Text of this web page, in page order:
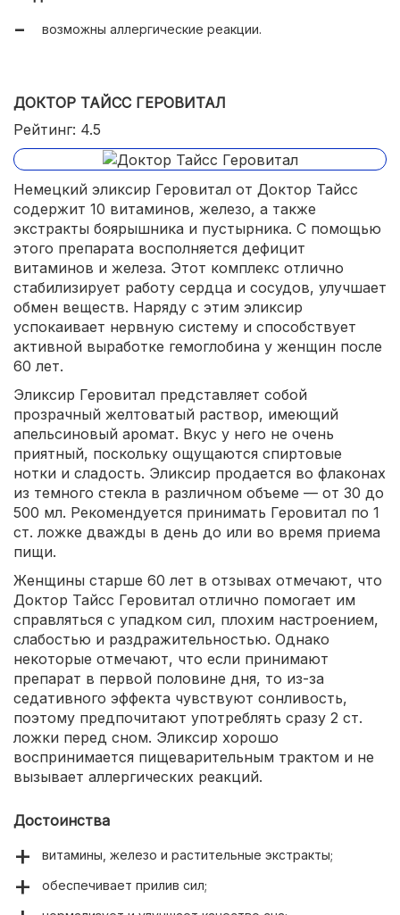
возможны аллергические реакции.
ДОКТОР ТАЙСС ГЕРОВИТАЛ
Рейтинг: 4.5
Немецкий эликсир Геровитал от Доктор Тайсс
содержит 10 витаминов, железо, а также
экстракты боярышника и пустырника. С помощью
этого препарата восполняется дефицит
витаминов и железа. Этот комплекс отлично
стабилизирует работу сердца и сосудов, улучшает
обмен веществ. Наряду с этим эликсир
успокаивает нервную систему и способствует
активной выработке гемоглобина у женщин после
60 лет.
Эликсир Геровитал представляет собой
прозрачный желтоватый раствор, имеющий
апельсиновый аромат. Вкус у него не очень
приятный, поскольку ощущаются спиртовые
нотки и сладость. Эликсир продается во флаконах
из темного стекла в различном объеме — от 30 до
500 мл. Рекомендуется принимать Геровитал по 1
ст. ложке дважды в день до или во время приема
пищи.
Женщины старше 60 лет в отзывах отмечают, что
Доктор Тайсс Геровитал отлично помогает им
справляться с упадком сил, плохим настроением,
слабостью и раздражительностью. Однако
некоторые отмечают, что если принимают
препарат в первой половине дня, то из-за
седативного эффекта чувствуют сонливость,
поэтому предпочитают употреблять сразу 2 ст.
ложки перед сном. Эликсир хорошо
воспринимается пищеварительным трактом и не
вызывает аллергических реакций.
Достоинства
витамины, железо и растительные экстракты;
обеспечивает прилив сил;